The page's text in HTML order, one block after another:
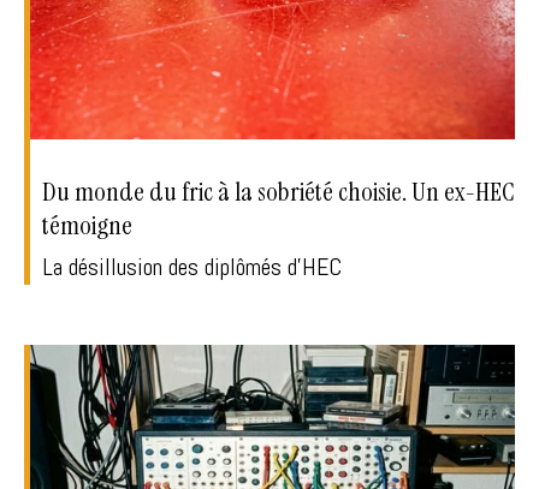
Du monde du fric à la sobriété choisie. Un ex-HEC
témoigne
La désillusion des diplômés d'HEC